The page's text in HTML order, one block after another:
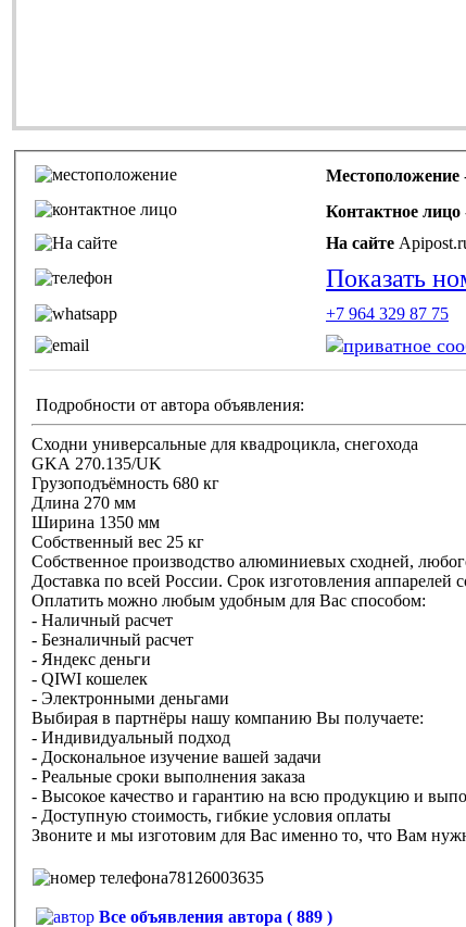
Местоположение
Контактное лицо
На сайте
Показать
+7 964 329 87 75
Подробности от автора объявления:
Сходни универсальные для квадроцикла, снегохода
GKA 270.135/UK
Грузоподъёмность 680 кг
Длина 270 мм
Ширина 1350 мм
Собственный вес 25 кг
Собственное производство алюминиевых сходней,
Доставка по всей России. Срок изготовления аппарелей
Оплатить можно любым удобным для Вас способом:
- Наличный расчет
- Безналичный расчет
- Яндекс деньги
- QIWI кошелек
- Электронными деньгами
Выбирая в партнёры нашу компанию Вы получаете:
- Индивидуальный подход
- Доскональное изучение вашей задачи
- Реальные сроки выполнения заказа
- Высокое качество и гарантию на всю продукцию и
- Доступную стоимость, гибкие условия оплаты
Звоните и мы изготовим для Вас именно то, что Вам
78126003635
Все объявления автора ( 889 )